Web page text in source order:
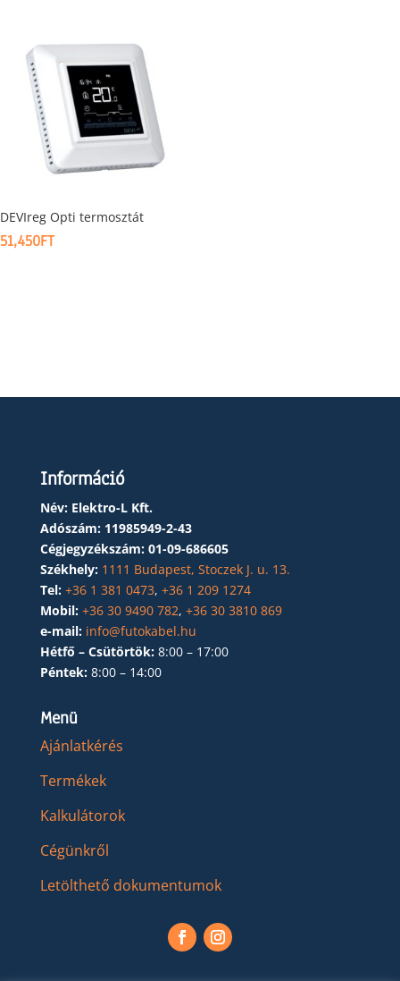
DEVIreg Opti termosztát
51,450FT
Információ
Név: Elektro-L Kft.
Adószám: 11985949-2-43
Cégjegyzékszám: 01-09-686605
Székhely: 1111 Budapest, Stoczek J. u. 13.
Tel: +36 1 381 0473, +36 1 209 1274
Mobil: +36 30 9490 782, +36 30 3810 869
e-mail: info@futokabel.hu
Hétfő – Csütörtök: 8:00 – 17:00
Péntek: 8:00 – 14:00
Menü
Ajánlatkérés
Termékek
Kalkulátorok
Cégünkről
Letölthető dokumentumok